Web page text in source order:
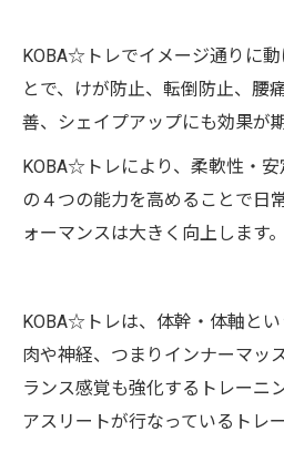
KOBA☆トレでイメージ通りに
とで、けが防止、転倒防止、腰
善、シェイプアップにも効果が
KOBA☆トレにより、柔軟性・
の４つの能力を高めることで日
ォーマンスは大きく向上します。
KOBA☆トレは、体幹・体軸と
肉や神経、つまりインナーマッ
ランス感覚も強化するトレーニ
アスリートが行なっているトレ